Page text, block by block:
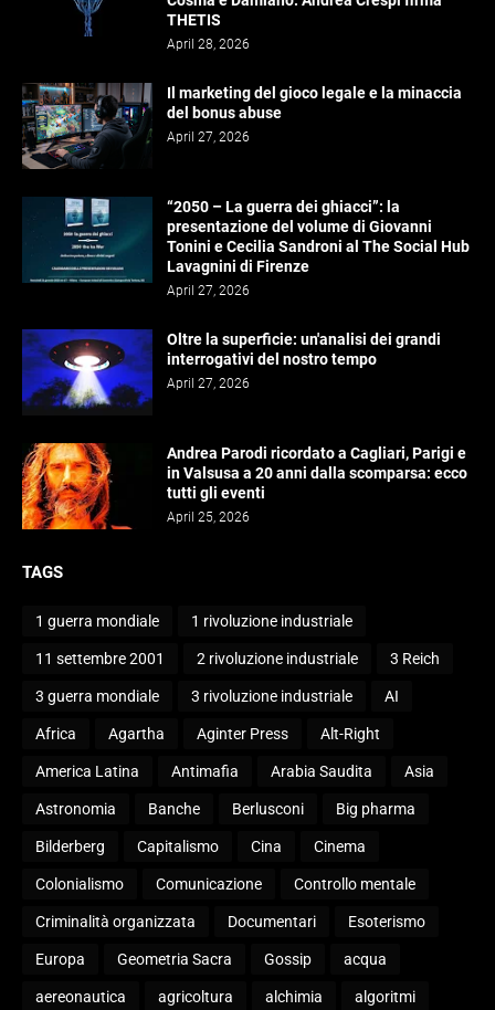
THETIS
April 28, 2026
Il marketing del gioco legale e la minaccia
del bonus abuse
April 27, 2026
“2050 – La guerra dei ghiacci”: la
presentazione del volume di Giovanni
Tonini e Cecilia Sandroni al The Social Hub
Lavagnini di Firenze
April 27, 2026
Oltre la superficie: un'analisi dei grandi
interrogativi del nostro tempo
April 27, 2026
Andrea Parodi ricordato a Cagliari, Parigi e
in Valsusa a 20 anni dalla scomparsa: ecco
tutti gli eventi
April 25, 2026
TAGS
1 guerra mondiale 1 rivoluzione industriale
11 settembre 2001 2 rivoluzione industriale 3 Reich
3 guerra mondiale 3 rivoluzione industriale AI
Africa Agartha Aginter Press Alt-Right
America Latina Antimafia Arabia Saudita Asia
Astronomia Banche Berlusconi Big pharma
Bilderberg Capitalismo Cina Cinema
Colonialismo Comunicazione Controllo mentale
Criminalità organizzata Documentari Esoterismo
Europa Geometria Sacra Gossip acqua
aereonautica agricoltura alchimia algoritmi